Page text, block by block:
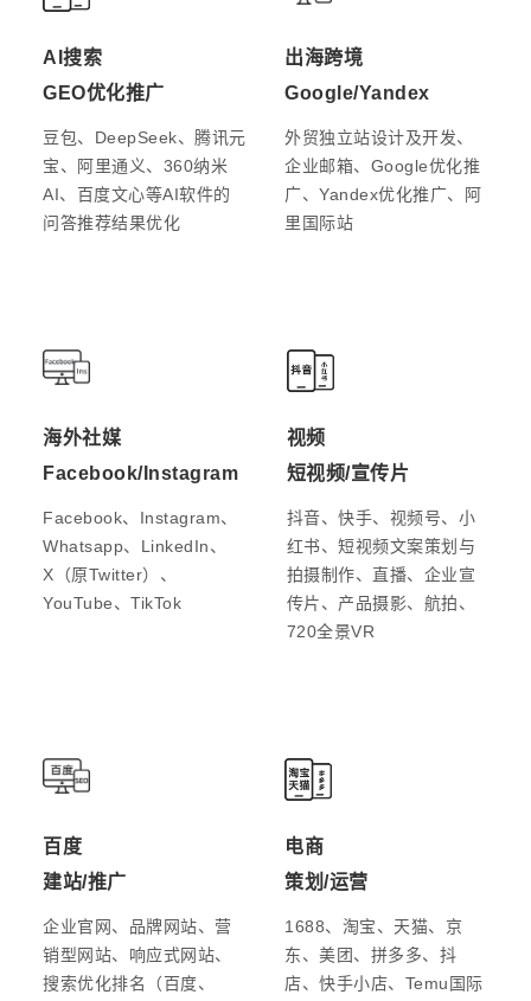
AI搜索
GEO优化推广
豆包、DeepSeek、腾讯元
宝、阿里通义、360纳米
AI、百度文心等AI软件的
问答推荐结果优化
出海跨境
Google/Yandex
外贸独立站设计及开发、
企业邮箱、Google优化推
广、Yandex优化推广、阿
里国际站
海外社媒
Facebook/Instagram
Facebook、Instagram、
Whatsapp、LinkedIn、
X（原Twitter）、
YouTube、TikTok
视频
短视频/宣传片
抖音、快手、视频号、小
红书、短视频文案策划与
拍摄制作、直播、企业宣
传片、产品摄影、航拍、
720全景VR
百度
建站/推广
企业官网、品牌网站、营
销型网站、响应式网站、
搜索优化排名（百度、
电商
策划/运营
1688、淘宝、天猫、京
东、美团、拼多多、抖
店、快手小店、Temu国际